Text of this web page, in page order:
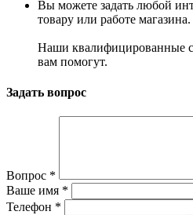
Вы можете задать любой
товару или работе магазина.
Наши квалифицированные
вам помогут.
Задать вопрос
Вопрос *
Ваше имя *
Телефон *